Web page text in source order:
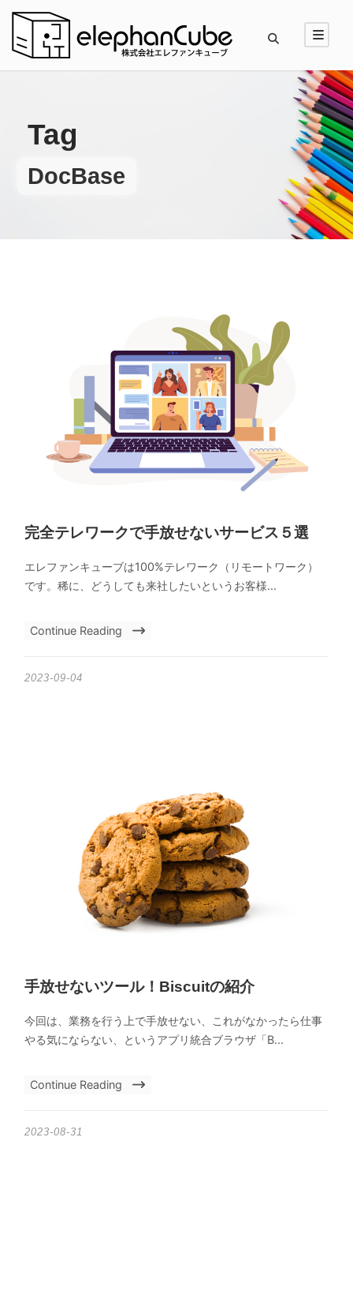
Tag
DocBase
完全テレワークで手放せないサービス５選
エレファンキューブは100%テレワーク（リモートワーク）
です。稀に、どうしても来社したいというお客様...
Continue Reading
2023-09-04
手放せないツール！Biscuitの紹介
今回は、業務を行う上で手放せない、これがなかったら仕事
やる気にならない、というアプリ統合ブラウザ「B...
Continue Reading
2023-08-31